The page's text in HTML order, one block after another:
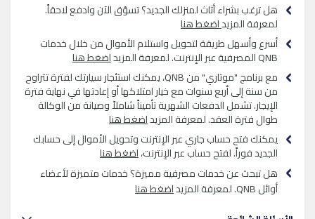
هل ترغب بشراء أثاث لمنزلك الجديد؟ تسوّق الآن وادفع لاحقاً.
لمعرفة المزيداضغط هنا
أسرع وأسهل طريقة لتحويل واستلام الأموال من خلال خدمات
QNB المصرفية عبر الإنترنت. لمعرفة المزيد
اضغط هنا
مع برنامج "موتاري" من QNB، يمكنك استئجار سيارتك لفترة تتراوح
من سنة إلى أربع سنوات مع خيار امتلاكها أو إعادتها في نهاية فترة
الإيجار. تشمل الدفعات الشهرية تأميناً شاملاً وصيانة من الوكالة
طوال فترة العقد. لمعرفة المزيداضغط هنا
يمكنك فتح حساب جاري عبر الإنترنت وتحويل الأموال إلى حسابك
الجديد فوراً. لفتح حساب عبر الإنترنت،اضغط هنا
هل تبحث عن خدمات مصرفية مميزة؟ خدمات متميزة لأعضاء
أوائل QNB. لمعرفة المزيد
اضغط هنا